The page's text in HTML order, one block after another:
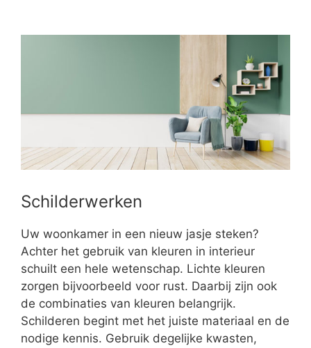
Schilderwerken
Uw woonkamer in een nieuw jasje steken?
Achter het gebruik van kleuren in interieur
schuilt een hele wetenschap. Lichte kleuren
zorgen bijvoorbeeld voor rust. Daarbij zijn ook
de combinaties van kleuren belangrijk.
Schilderen begint met het juiste materiaal en de
nodige kennis. Gebruik degelijke kwasten,